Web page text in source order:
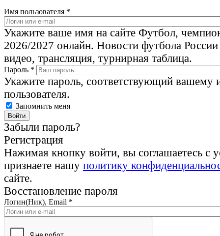
Имя пользователя *
Укажите ваше имя на сайте Футбол,
2026/2027 онлайн. Новости футбола
видео, трансляция, турнирная таблица.
Пароль *
Укажите пароль, соответствующий вашему
пользователя.
Запомнить меня
Забыли пароль?
Регистрация
Нажимая кнопку войти, вы соглашаетесь с
признаете нашу политику
сайте.
Восстановление пароля
Логин(Ник), Email *